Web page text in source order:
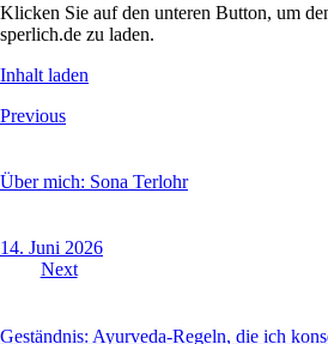
Klicken Sie auf den unteren Button, um
sperlich.de zu laden.
Inhalt laden
Previous
Über mich: Sona Terlohr
14. Juni 2026
Next
Geständnis: Ayurveda-Regeln, die ich